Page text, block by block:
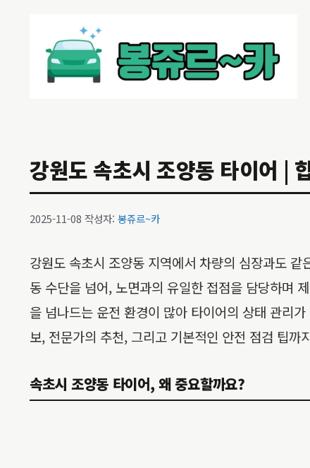
강원도 속초시 조양동 타이어 |
2025-11-08 작성자: 봉쥬르~카
강원도 속초시 조양동 지역에서 차량의 심장과도
동 수단을 넘어, 노면과의 유일한 접점을 담당하며
을 넘나드는 운전 환경이 많아 타이어의 상태 관리
보, 전문가의 추천, 그리고 기본적인 안전 점검 팁
속초시 조양동 타이어, 왜 중요할까요?